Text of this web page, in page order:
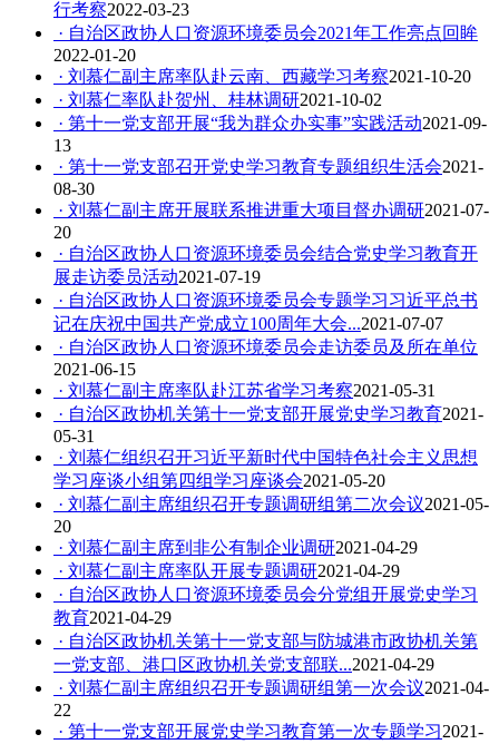
行考察2022-03-23
· 自治区政协人口资源环境委员会2021年工作亮点回眸
2022-01-20
· 刘慕仁副主席率队赴云南、西藏学习考察2021-10-20
· 刘慕仁率队赴贺州、桂林调研2021-10-02
· 第十一党支部开展“我为群众办实事”实践活动2021-09-
13
· 第十一党支部召开党史学习教育专题组织生活会2021-
08-30
· 刘慕仁副主席开展联系推进重大项目督办调研2021-07-
20
· 自治区政协人口资源环境委员会结合党史学习教育开
展走访委员活动2021-07-19
· 自治区政协人口资源环境委员会专题学习习近平总书
记在庆祝中国共产党成立100周年大会...2021-07-07
· 自治区政协人口资源环境委员会走访委员及所在单位
2021-06-15
· 刘慕仁副主席率队赴江苏省学习考察2021-05-31
· 自治区政协机关第十一党支部开展党史学习教育2021-
05-31
· 刘慕仁组织召开习近平新时代中国特色社会主义思想
学习座谈小组第四组学习座谈会2021-05-20
· 刘慕仁副主席组织召开专题调研组第二次会议2021-05-
20
· 刘慕仁副主席到非公有制企业调研2021-04-29
· 刘慕仁副主席率队开展专题调研2021-04-29
· 自治区政协人口资源环境委员会分党组开展党史学习
教育2021-04-29
· 自治区政协机关第十一党支部与防城港市政协机关第
一党支部、港口区政协机关党支部联...2021-04-29
· 刘慕仁副主席组织召开专题调研组第一次会议2021-04-
22
· 第十一党支部开展党史学习教育第一次专题学习2021-